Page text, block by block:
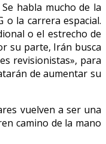
habla mucho de la
o la carrera espacial.
o el estrecho de
su parte, Irán busca
revisionistas», para
de aumentar su
vuelven a ser una
camino de la mano